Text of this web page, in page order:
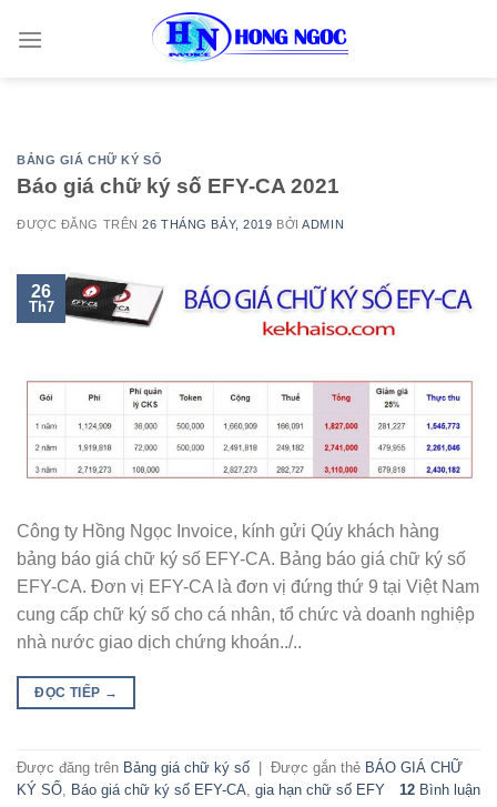
BẢNG GIÁ CHỮ KÝ SỐ
Báo giá chữ ký số EFY-CA 2021
ĐƯỢC ĐĂNG TRÊN26 THÁNG BẢY, 2019 BỞIADMIN
26
Th7
Công ty Hồng Ngọc Invoice, kính gửi Qúy khách hàng
bảng báo giá chữ ký số EFY-CA. Bảng báo giá chữ ký số
EFY-CA. Đơn vị EFY-CA là đơn vị đứng thứ 9 tại Việt Nam
cung cấp chữ ký số cho cá nhân, tổ chức và doanh nghiệp
nhà nước giao dịch chứng khoán../..
ĐỌC TIẾP →
Được đăng trên Bảng giá chữ ký số Được gắn thẻ BÁO GIÁ CHỮ
KÝ SỐ
Báo giá chữ ký số EFY-CA gia hạn chữ số EFY 12 Bình luận